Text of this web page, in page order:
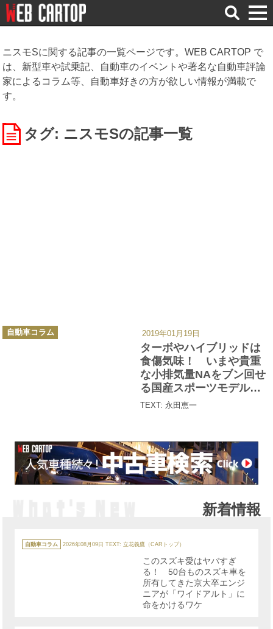
検
索
ニスモSに関する記事の一覧ページです。WEB CARTOP で
は、新型車や試乗記、自動車のイベントや著名な自動車評論
家によるコラム等、自動車好きの方が欲しい情報が満載で
す。
タグ: ニスモSの記事一覧
ターボやハイブリッドは
食傷気味！ いまや貴重
な小排気量NAをブン回せ
る国産スポーツモデル３
選
TEXT: 永田恵一
カ
テ
自動車コラム 2019年01月19日
新着情報
カ
テ
ゴ
自動車コラム 2026年08月09日 TEXT: 立花義鷹（CARトップ）
このスズキ愛はヤバすぎ
る！ 50台ものスズキ車を
所有してきた京大卒エンジ
ニアが「ワイドアルト」に
命をかけるワケ